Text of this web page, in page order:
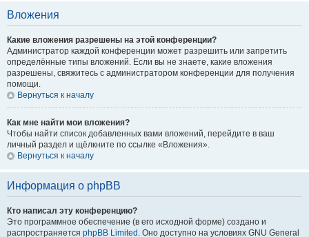
Вложения
Какие вложения разрешены на этой конференции?
Администратор каждой конференции может разрешить или запретить
определённые типы вложений. Если вы не знаете, какие вложения
разрешены, свяжитесь с администратором конференции для получения
помощи.
Вернуться к началу
Как мне найти мои вложения?
Чтобы найти список добавленных вами вложений, перейдите в ваш
личный раздел и щёлкните по ссылке «Вложения».
Вернуться к началу
Информация о phpBB
Кто написал эту конференцию?
Это программное обеспечение (в его исходной форме) создано и
распространяется phpBB Limited . Оно доступно на условиях GNU General